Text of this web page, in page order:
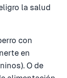
la salud
con
en
O de